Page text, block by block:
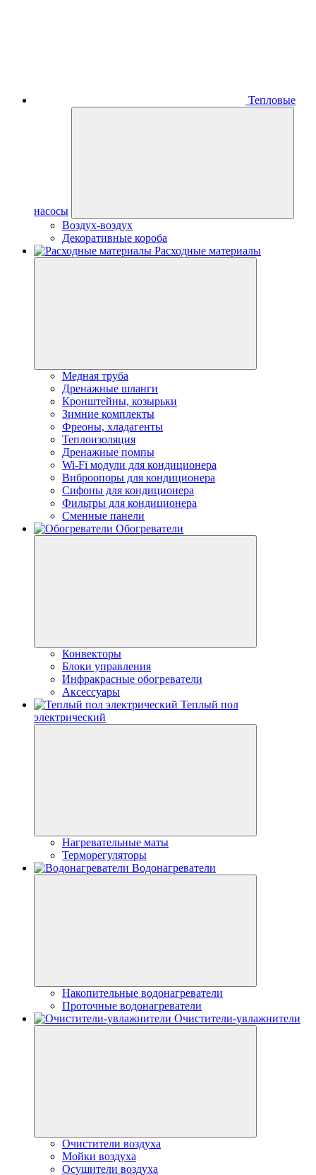
Тепловые
насосы
Воздух-воздух
Декоративные короба
Расходные материалы
Медная труба
Дренажные шланги
Кронштейны, козырьки
Зимние комплекты
Фреоны, хладагенты
Теплоизоляция
Дренажные помпы
Wi-Fi модули для кондиционера
Виброопоры для кондиционера
Сифоны для кондиционера
Фильтры для кондиционера
Сменные панели
Обогреватели
Конвекторы
Блоки управления
Инфракрасные обогреватели
Аксессуары
Теплый пол
электрический
Нагревательные маты
Терморегуляторы
Водонагреватели
Накопительные водонагреватели
Проточные водонагреватели
Очистители-увлажнители
Очистители воздуха
Мойки воздуха
Осушители воздуха